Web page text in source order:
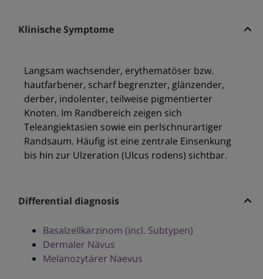
Klinische Symptome
Langsam wachsender, erythematöser bzw.
hautfarbener, scharf begrenzter, glänzender,
derber, indolenter, teilweise pigmentierter
Knoten. Im Randbereich zeigen sich
Teleangiektasien sowie ein perlschnurartiger
Randsaum. Häufig ist eine zentrale Einsenkung
bis hin zur Ulzeration (Ulcus rodens) sichtbar.
Differential diagnosis
Basalzellkarzinom (incl. Subtypen)
Dermaler Nävus
Melanozytärer Naevus